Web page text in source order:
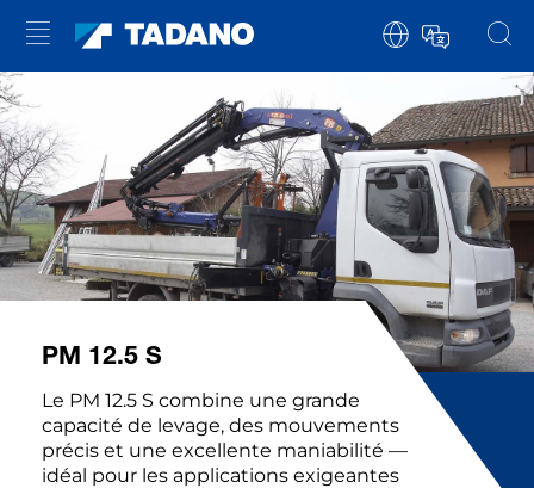
PM 12.5 S
Le PM 12.5 S combine une grande
capacité de levage, des mouvements
précis et une excellente maniabilité —
idéal pour les applications exigeantes